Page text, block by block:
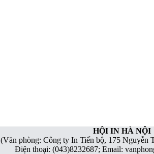
HỘI IN HÀ NỘI
(Văn phòng: Công ty In Tiến bộ, 175
Điện thoại: (043)8232687; Email: